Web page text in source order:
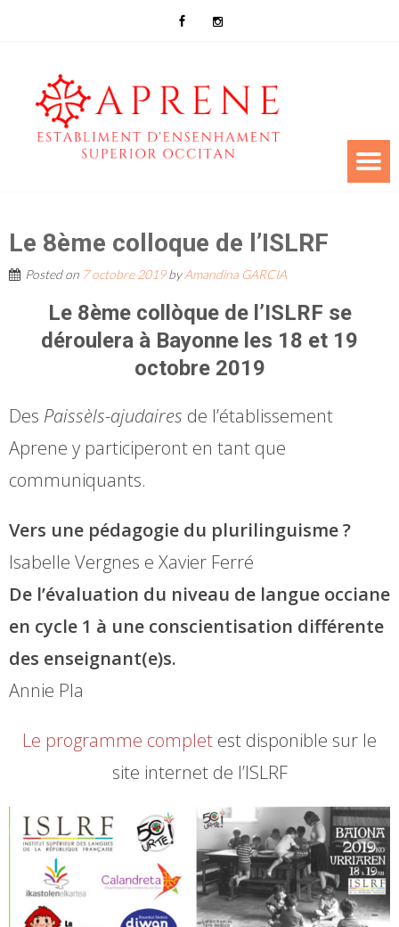
Le 8ème colloque de l’ISLRF
Posted on 7 octobre 2019byAmandina GARCIA
Le 8ème collòque de l’ISLRF se
déroulera à Bayonne les 18 et 19
octobre 2019
Des Paissèls-ajudaires de l’établissement
Aprene y participeront en tant que
communiquants.
Vers une pédagogie du plurilinguisme ?
Isabelle Vergnes e Xavier Ferré
De l’évaluation du niveau de langue occiane
en cycle 1 à une conscientisation différente
des enseignant(e)s.
Annie Pla
Le programme complet est disponible sur le
site internet de l’ISLRF